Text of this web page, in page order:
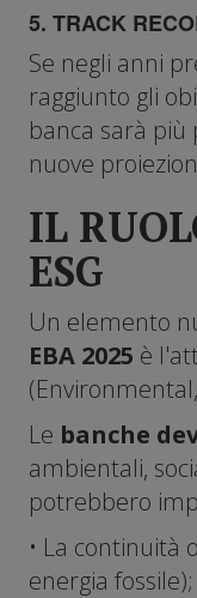
5. TRACK
Se negli anni
raggiunto gli
banca sarà
nuove
IL
ESG
Un elemento
EBA 2025 è
Le banche
ambientali,
potrebbero
• La continuità
energia fossile);